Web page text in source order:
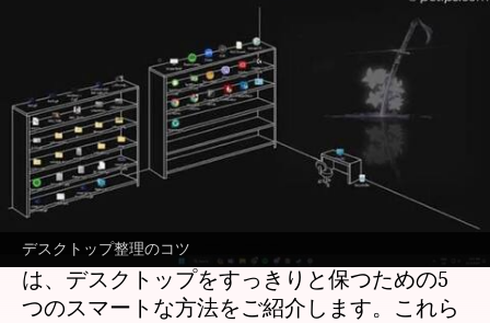
デスクトップ整理のコツ
デスクトップ整理の秘訣
Jul 05, 2026 06:19 pm
どんな話なの
デスクトップが散らかっていると、仕事や勉
強の効率が下がることがあります。整理整頓
されたデスクトップは、集中力を高め、生産
性を向上させる助けになります。この記事で
は、デスクトップをすっきりと保つための5
つのスマートな方法をご紹介します。これら